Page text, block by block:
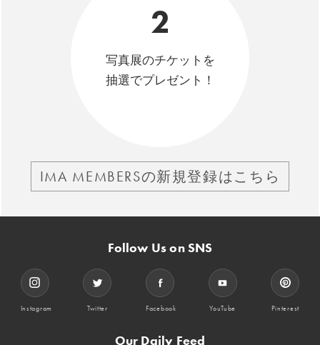
2
写真展のチケットを
抽選でプレゼント！
IMA MEMBERSの新規登録はこちら
Follow Us on SNS
Instagram Twitter Facebook YouTube Pinterest
Our Daily Feed